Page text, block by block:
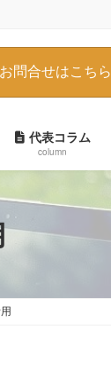
お問合せはこちら
代表コラム
column